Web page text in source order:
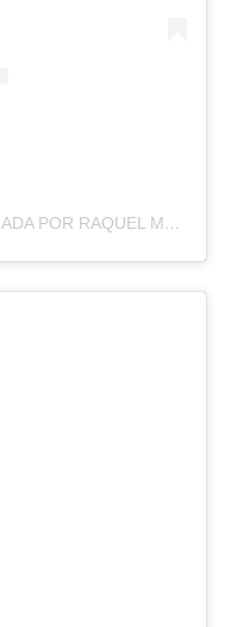
UMA PUBLICAÇÃO COMPARTILHADA POR RAQUEL MOREIRA (@BYRAQUELMOREIRA)